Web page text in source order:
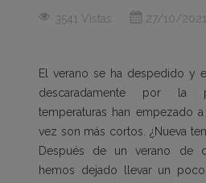
3541 Vistas 27/10/2021
El verano se ha despedido y
descaradamente por la
temperaturas han empezado
vez son más cortos. ¿Nueva
Después de un verano de
hemos dejado llevar un